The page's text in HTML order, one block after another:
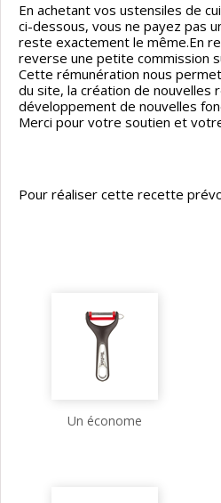
En achetant vos ustensiles de
ci-dessous, vous ne payez pas
reste exactement le même.En
reverse une petite commission
Cette rémunération nous
du site, la création de nouvelles
développement de nouvelles
Merci pour votre soutien et
Pour réaliser cette recette
Un économe